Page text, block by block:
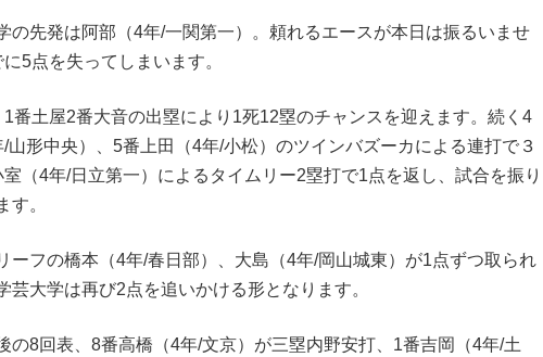
の先発は阿部（4年/一関第一）。頼れるエースが本日は振るいませ
5点を失ってしまいます。
番土屋2番大音の出塁により1死12塁のチャンスを迎えます。続く4
山形中央）、5番上田（4年/小松）のツインバズーカによる連打で３
室（4年/日立第一）によるタイムリー2塁打で1点を返し、試合を振り
す。
ーフの橋本（4年/春日部）、大島（4年/岡山城東）が1点ずつ取られ
芸大学は再び2点を追いかける形となります。
の8回表、8番高橋（4年/文京）が三塁内野安打、1番吉岡（4年/土